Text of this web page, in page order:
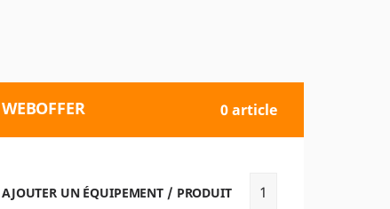
WEBOFFER 0 article
AJOUTER UN ÉQUIPEMENT / PRODUIT